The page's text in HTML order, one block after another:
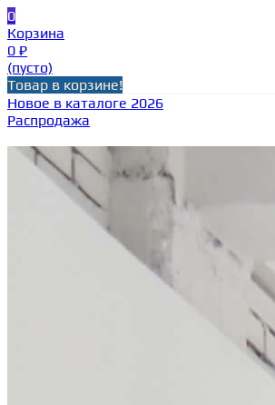
0
Корзина
0 ₽
(пусто)
Товар в корзине!
Новое в каталоге 2026
Распродажа